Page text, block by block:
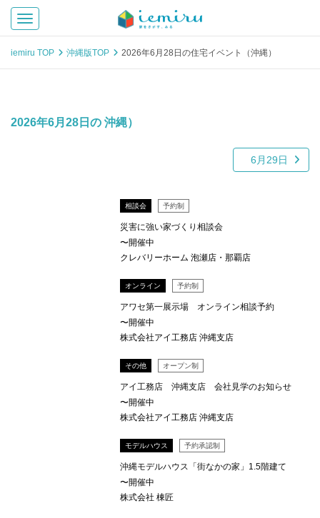
Toggle navigation
iemiru TOP 沖縄版TOP 2026年6月28日の住宅イベント（沖縄）
2026年6月28日の 沖縄）
6月29日
相談会 予約制
災害に強い家づくり相談会
〜開催中
クレバリーホーム 泡瀬店・那覇店
オンライン 予約制
アワセ第一展示場 オンライン相談予約
〜開催中
株式会社アイ工務店 沖縄支店
その他 オープン制
アイ工務店 沖縄支店 会社見学のお知らせ
〜開催中
株式会社アイ工務店 沖縄支店
モデルハウス 予約承認制
沖縄モデルハウス「街なかの家」1.5階建て
〜開催中
株式会社 棟匠